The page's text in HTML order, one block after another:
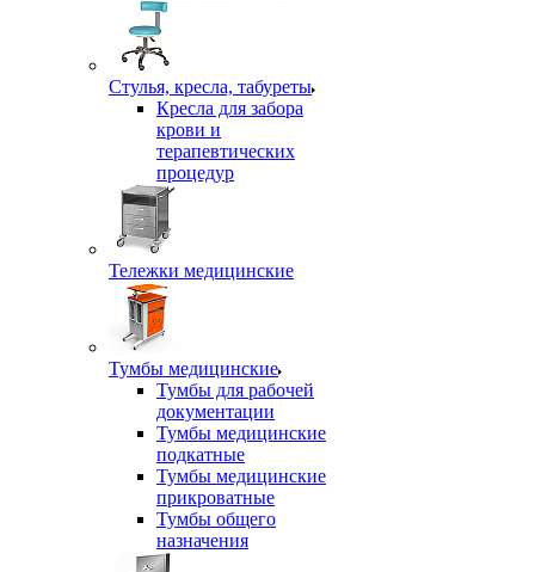
Стулья, кресла, табуреты
Кресла для забора
крови и
терапевтических
процедур
Тележки медицинские
Тумбы медицинские
Тумбы для рабочей
документации
Тумбы медицинские
подкатные
Тумбы медицинские
прикроватные
Тумбы общего
назначения